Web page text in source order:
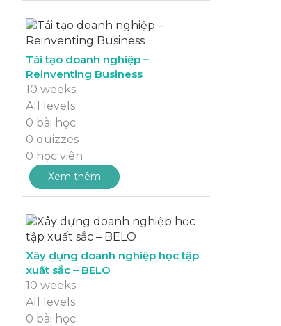
Tái tạo doanh nghiệp –
Reinventing Business
10 weeks
All levels
0 bài học
0 quizzes
0 học viên
Xem thêm
Xây dựng doanh nghiệp học tập
xuất sắc – BELO
10 weeks
All levels
0 bài học